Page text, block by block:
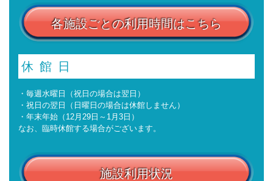
各施設ごとの利用時間はこちら
休館日
・毎週水曜日（祝日の場合は翌日）
・祝日の翌日（日曜日の場合は休館しません）
・年末年始（12月29日～1月3日）
なお、臨時休館する場合がございます。
施設利用状況